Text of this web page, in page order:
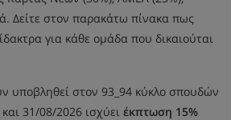
Δείτε στον παρακάτω πίνακα πως
για κάθε ομάδα που δικαιούται
υποβληθεί στον 93_94 κύκλο σπουδών
31/08/2026 ισχύει έκπτωση 15%